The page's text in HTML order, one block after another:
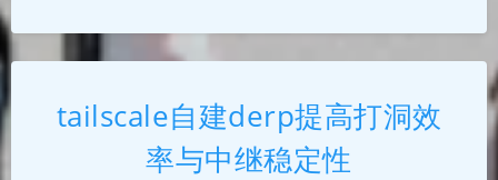
tailscale自建derp提高打洞效
率与中继稳定性